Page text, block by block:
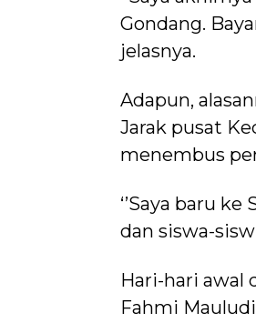
Gondang.
jelasnya.
Adapun,
Jarak pusat
menembus
‘’Saya baru
dan siswa-
Hari-hari awal
Fahmi